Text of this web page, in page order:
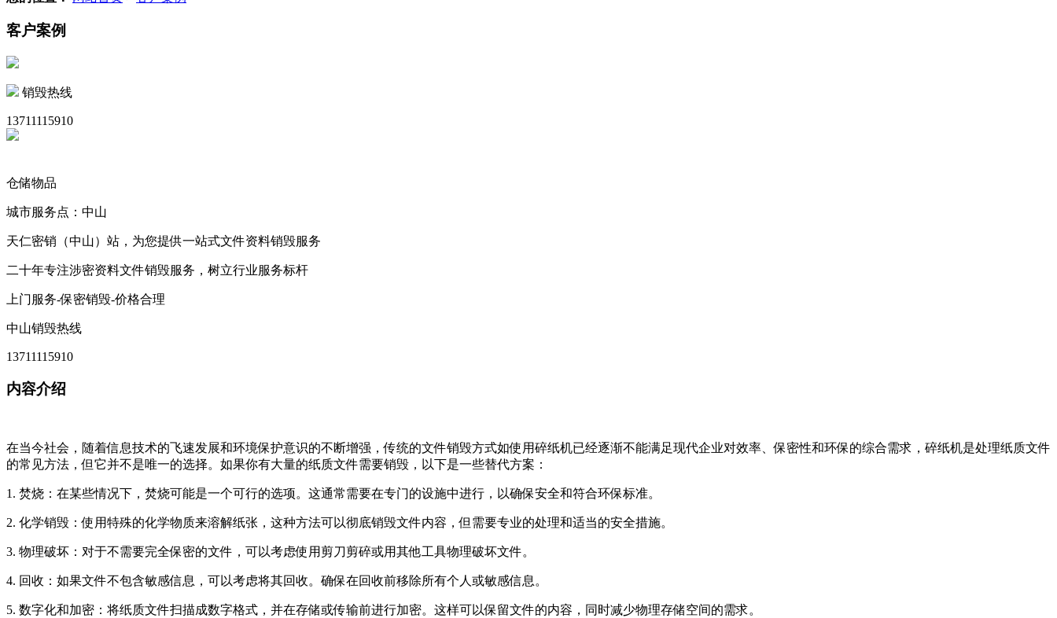
客户案例
销毁热线
13711115910
仓储物品
城市服务点：中山
天仁密销（中山）站，为您提供一站式文件资料销毁服务
二十年专注涉密资料文件销毁服务，树立行业服务标杆
上门服务-保密销毁-价格合理
中山销毁热线
13711115910
内容介绍
在当今社会，随着信息技术的飞速发展和环境保护意识的不断增强，传统的文件销毁方式如使用碎纸机已经逐渐不能满足现代企业对效率、保密性和环保的综合需求，碎纸机是处理纸质文件
的常见方法，但它并不是唯一的选择。如果你有大量的纸质文件需要销毁，以下是一些替代方案：
1. 焚烧：在某些情况下，焚烧可能是一个可行的选项。这通常需要在专门的设施中进行，以确保安全和符合环保标准。
2. 化学销毁：使用特殊的化学物质来溶解纸张，这种方法可以彻底销毁文件内容，但需要专业的处理和适当的安全措施。
3. 物理破坏：对于不需要完全保密的文件，可以考虑使用剪刀剪碎或用其他工具物理破坏文件。
4. 回收：如果文件不包含敏感信息，可以考虑将其回收。确保在回收前移除所有个人或敏感信息。
5. 数字化和加密：将纸质文件扫描成数字格式，并在存储或传输前进行加密。这样可以保留文件的内容，同时减少物理存储空间的需求。